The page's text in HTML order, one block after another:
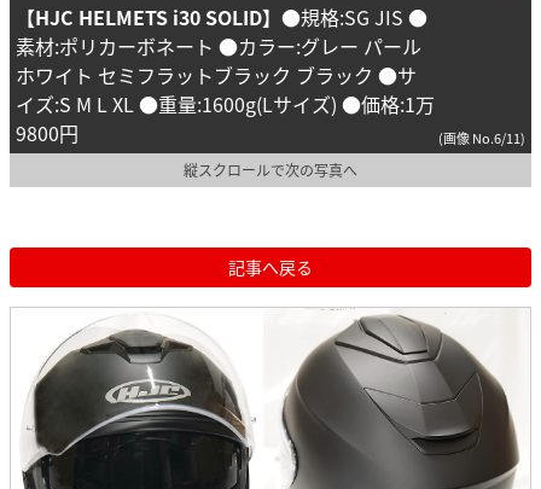
【HJC HELMETS i30 SOLID】 ●規格:SG JIS ●
素材:ポリカーボネート ●カラー:グレー パール
ホワイト セミフラットブラック ブラック ●サ
イズ:S M L XL ●重量:1600g(Lサイズ) ●価格:1万
9800円
(画像 No.6/11)
縦スクロールで次の写真へ
記事へ戻る